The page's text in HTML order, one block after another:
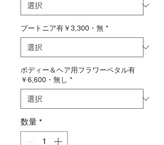
ブートニア有￥3,300・無 *
ボディー＆ヘア用フラワーペタル有
￥6,600・無し *
数量 *